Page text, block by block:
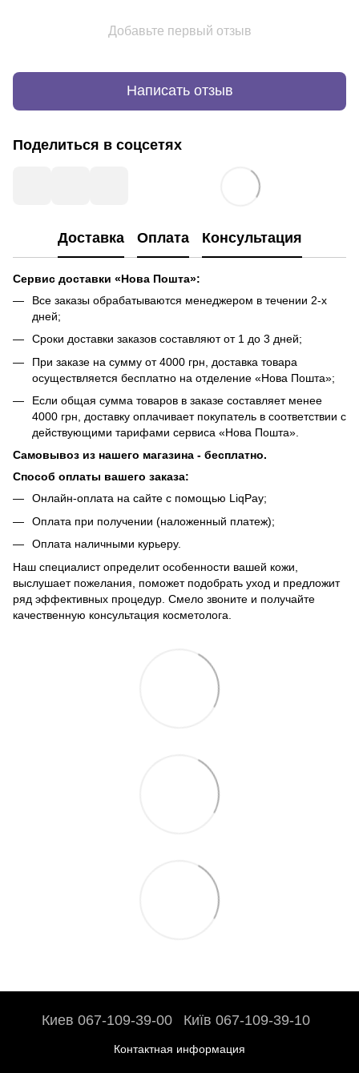
Добавьте первый отзыв
Написать отзыв
Поделиться в соцсетях
Доставка Оплата Консультация
Сервис доставки «Нова Пошта»:
Все заказы обрабатываются менеджером в течении 2-х
дней;
Сроки доставки заказов составляют от 1 до 3 дней;
При заказе на сумму от 4000 грн, доставка товара
осуществляется бесплатно на отделение «Нова Пошта»;
Если общая сумма товаров в заказе составляет менее
4000 грн, доставку оплачивает покупатель в соответствии с
действующими тарифами сервиса «Нова Пошта».
Самовывоз из нашего магазина - бесплатно.
Способ оплаты вашего заказа:
Онлайн-оплата на сайте с помощью LiqPay;
Оплата при получении (наложенный платеж);
Оплата наличными курьеру.
Наш специалист определит особенности вашей кожи,
выслушает пожелания, поможет подобрать уход и предложит
ряд эффективных процедур. Смело звоните и получайте
качественную консультация косметолога.
Киев 067-109-39-00 Київ 067-109-39-10
Контактная информация